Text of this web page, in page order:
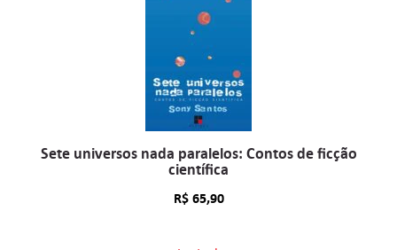
Sete universos nada paralelos: Contos de ficção
científica
R$65,90